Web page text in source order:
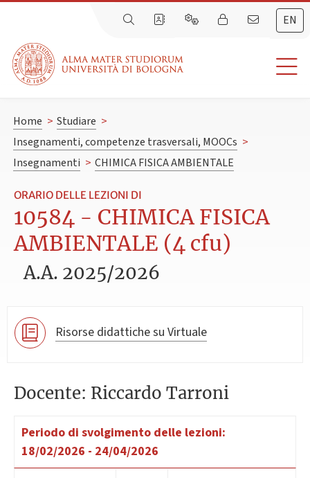
EN
Home > Studiare >
Insegnamenti, competenze trasversali, MOOCs >
Insegnamenti > CHIMICA FISICA AMBIENTALE
ORARIO DELLE LEZIONI DI
10584 - CHIMICA FISICA
AMBIENTALE (4 cfu)
A.A. 2025/2026
Risorse didattiche su Virtuale
Docente: Riccardo Tarroni
Periodo di svolgimento delle lezioni:
18/02/2026 - 24/04/2026